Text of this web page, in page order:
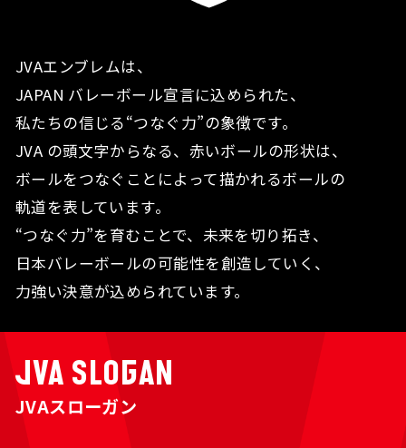
JVAエンブレムは、
JAPAN バレーボール宣言に込められた、
私たちの信じる“つなぐ力”の象徴です。
JVA の頭文字からなる、赤いボールの形状は、
ボールをつなぐことによって描かれるボールの
軌道を表しています。
“つなぐ力”を育むことで、未来を切り拓き、
日本バレーボールの可能性を創造していく、
力強い決意が込められています。
JVA SLOGAN
JVAスローガン